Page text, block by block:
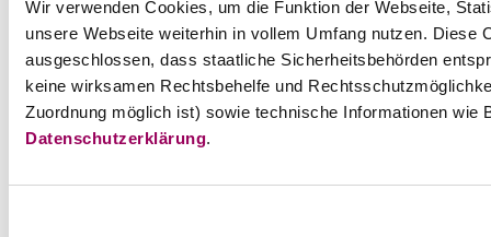
Wir verwenden Cookies, um die Funktion der Webseite,
unsere Webseite weiterhin in vollem Umfang nutzen.
ausgeschlossen, dass staatliche Sicherheitsbehörden
keine wirksamen Rechtsbehelfe und
Zuordnung möglich ist) sowie technische Informationen
Datenschutzerklärung.